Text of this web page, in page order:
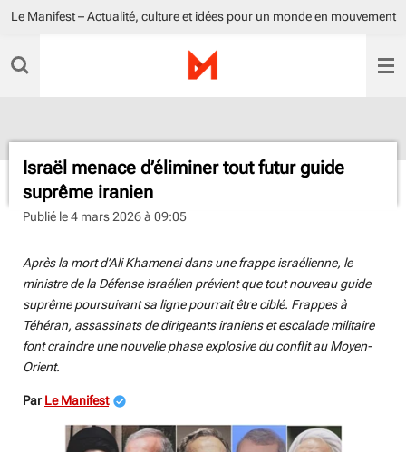
Passer
contenu
Le Manifest – Actualité, culture et idées pour un monde en mouvement
Israël menace d’éliminer tout futur guide
suprême iranien
Publié le 4 mars 2026 à 09:05
Après la mort d’Ali Khamenei dans une frappe israélienne, le
ministre de la Défense israélien prévient que tout nouveau guide
suprême poursuivant sa ligne pourrait être ciblé. Frappes à
Téhéran, assassinats de dirigeants iraniens et escalade militaire
font craindre une nouvelle phase explosive du conflit au Moyen-
Orient.
ParLe Manifest